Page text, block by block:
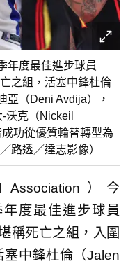
年度最佳進步球員
之組，活塞中鋒杜倫
亞（Deni Avdija），
沃克（Nickeil
功從優質輪替轉型為
路透／達志影像）
Association）今
年度最佳進步球員
稱死亡之組，入圍
中鋒杜倫（Jalen